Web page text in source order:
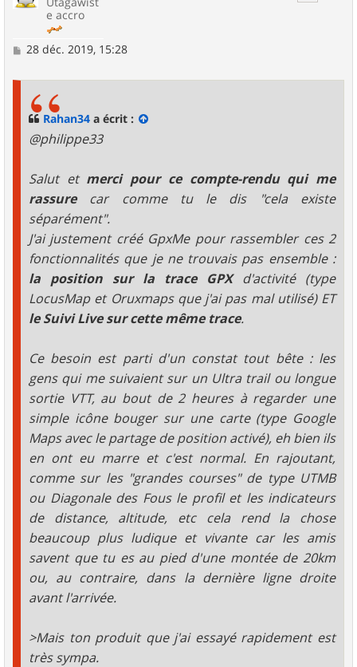
e accro
M
28 déc. 2019, 15:28
Rahan34 a écrit :
@philippe33
Salut et merci pour ce compte-rendu qui me
rassurecar comme tu le dis "cela existe
séparément".
J'ai justement créé GpxMe pour rassembler ces 2
fonctionnalités que je ne trouvais pas ensemble :
la position sur la trace GPXd'activité (type
LocusMap et Oruxmaps que j'ai pas mal utilisé) ET
le Suivi Live sur cette même trace.
Ce besoin est parti d'un constat tout bête : les
gens qui me suivaient sur un Ultra trail ou longue
sortie VTT, au bout de 2 heures à regarder une
simple icône bouger sur une carte (type Google
Maps avec le partage de position activé), eh bien ils
en ont eu marre et c'est normal. En rajoutant,
comme sur les "grandes courses" de type UTMB
ou Diagonale des Fous le profil et les indicateurs
de distance, altitude, etc cela rend la chose
beaucoup plus ludique et vivante car les amis
savent que tu es au pied d'une montée de 20km
ou, au contraire, dans la dernière ligne droite
avant l'arrivée.
>Mais ton produit que j'ai essayé rapidement est
très sympa.